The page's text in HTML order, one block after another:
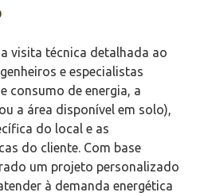
visita técnica detalhada ao
e especialistas
consumo de energia, a
a área disponível em solo),
do local e as
do cliente. Com base
um projeto personalizado
à demanda energética